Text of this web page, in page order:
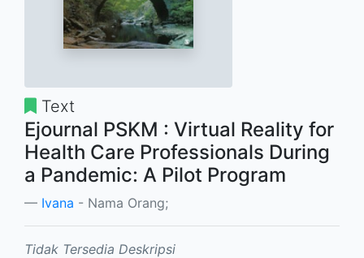
Text
Ejournal PSKM : Virtual Reality for
Health Care Professionals During
a Pandemic: A Pilot Program
Ivana - Nama Orang;
Tidak Tersedia Deskripsi